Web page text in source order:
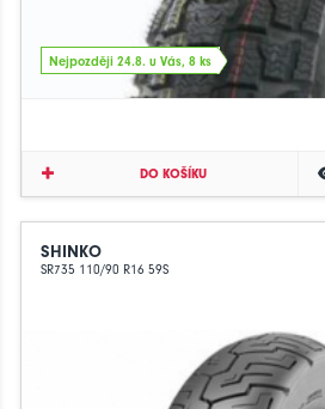
Nejpozději 24.8. u Vás, 8 ks
DO KOŠÍKU
SHINKO
SR735 110/90 R16 59S